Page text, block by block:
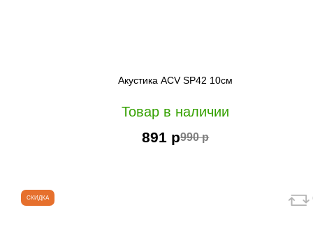
Акустика ACV SP42 10см
Товар в наличии
891 р990 р
СКИДКА